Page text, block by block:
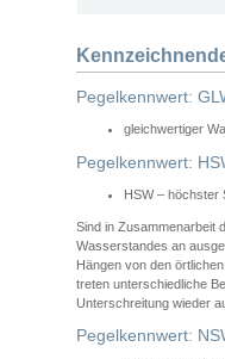
Pegelkennwert:
gleichwertiger
Pegelkennwert:
HSW – höchster
Sind in Zusammenarbeit
Wasserstandes an
Hängen von den
treten unterschiedliche
Unterschreitung wieder
Pegelkennwert: